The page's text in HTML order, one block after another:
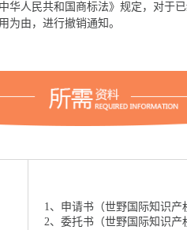
人民共和国商标法》规定，对于已
为由，进行撤销通知。
1、申请书（世野国际知识产
2、委托书（世野国际知识产